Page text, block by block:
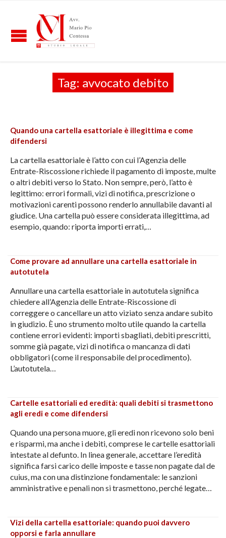
Tag: avvocato debito
Quando una cartella esattoriale è illegittima e come
difendersi
La cartella esattoriale è l’atto con cui l’Agenzia delle
Entrate-Riscossione richiede il pagamento di imposte, multe
o altri debiti verso lo Stato. Non sempre, però, l’atto è
legittimo: errori formali, vizi di notifica, prescrizione o
motivazioni carenti possono renderlo annullabile davanti al
giudice. Una cartella può essere considerata illegittima, ad
esempio, quando: riporta importi errati,…
Come provare ad annullare una cartella esattoriale in
autotutela
Annullare una cartella esattoriale in autotutela significa
chiedere all’Agenzia delle Entrate-Riscossione di
correggere o cancellare un atto viziato senza andare subito
in giudizio. È uno strumento molto utile quando la cartella
contiene errori evidenti: importi sbagliati, debiti prescritti,
somme già pagate, vizi di notifica o mancanza di dati
obbligatori (come il responsabile del procedimento).
L’autotutela…
Cartelle esattoriali ed eredità: quali debiti si trasmettono
agli eredi e come difendersi
Quando una persona muore, gli eredi non ricevono solo beni
e risparmi, ma anche i debiti, comprese le cartelle esattoriali
intestate al defunto. In linea generale, accettare l’eredità
significa farsi carico delle imposte e tasse non pagate dal de
cuius, ma con una distinzione fondamentale: le sanzioni
amministrative e penali non si trasmettono, perché legate…
Vizi della cartella esattoriale: quando puoi davvero
opporsi e farla annullare